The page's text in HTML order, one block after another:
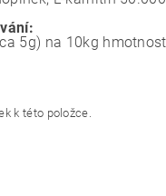
5g) na 10kg
k této položce.